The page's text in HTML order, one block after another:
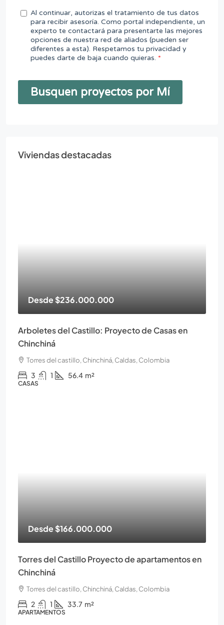
Viviendas destacadas
Desde$236.000.000
Arboletes del Castillo: Proyecto de Casas en
Chinchiná
Torres del castillo, Chinchiná, Caldas, Colombia
3 1 56.4 m²
CASAS
Desde$166.000.000
Torres del Castillo Proyecto de apartamentos en
Chinchiná
Torres del castillo, Chinchiná, Caldas, Colombia
2 1 33.7 m²
APARTAMENTOS